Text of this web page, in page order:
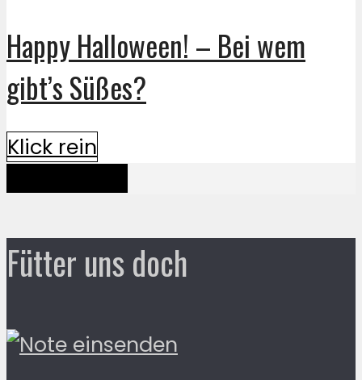
Happy Halloween! – Bei wem
gibt’s Süßes?
Klick rein
Fütter uns doch